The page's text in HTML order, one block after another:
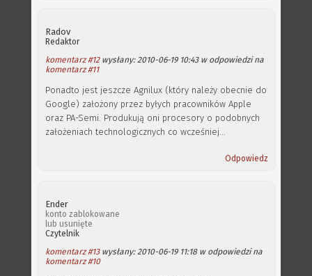
Radov
Redaktor
komentarz #12wysłany: 2010-06-19 10:43 w odpowiedzi na
komentarz #11
Ponadto jest jeszcze Agnilux (który należy obecnie do
Google) założony przez byłych pracowników Apple
oraz PA-Semi. Produkują oni procesory o podobnych
założeniach technologicznych co wcześniej...
Odpowiedz
Ender
konto zablokowane
lub usunięte
Czytelnik
komentarz #13wysłany: 2010-06-19 11:18 w odpowiedzi na
komentarz #10